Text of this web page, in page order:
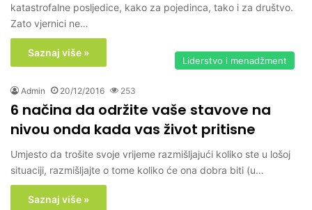
katastrofalne posljedice, kako za pojedinca, tako i za društvo.
Zato vjernici ne…
Saznaj više »
Liderstvo i menadžment
Admin 20/12/2016 253
6 načina da održite vaše stavove na
nivou onda kada vas život pritisne
Umjesto da trošite svoje vrijeme razmišljajući koliko ste u lošoj
situaciji, razmišljajte o tome koliko će ona dobra biti (u…
Saznaj više »